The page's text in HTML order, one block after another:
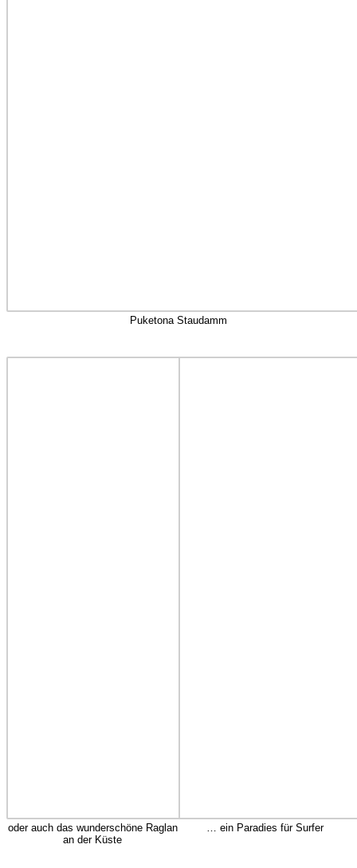
Puketona Staudamm
oder auch das wunderschöne Raglan
an der Küste
… ein Paradies für Surfer